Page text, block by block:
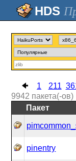
1 211
9942 пакета(-ов)
Пакет
pinentry